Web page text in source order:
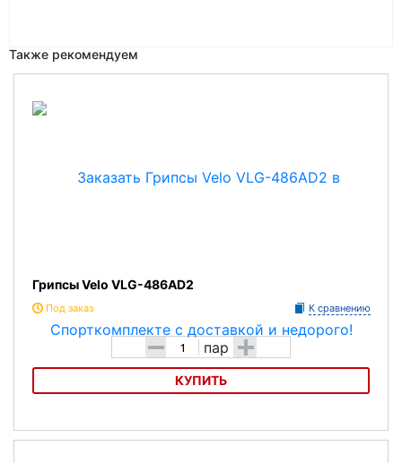
Также рекомендуем
Грипсы Velo VLG-486AD2
Под заказ К сравнению
- пар +
КУПИТЬ
Грипсы Velo VLG-486AD2